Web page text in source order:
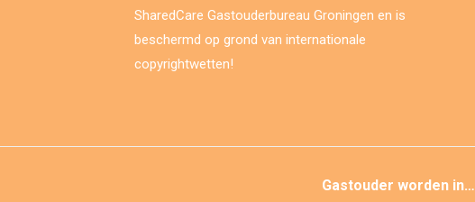
SharedCare Gastouderbureau Groningen en is
beschermd op grond van internationale
copyrightwetten!
Gastouder worden in…